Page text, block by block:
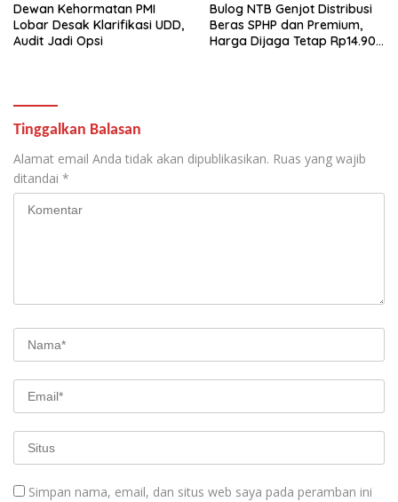
Dewan Kehormatan PMI
Lobar Desak Klarifikasi UDD,
Audit Jadi Opsi
Bulog NTB Genjot Distribusi
Beras SPHP dan Premium,
Harga Dijaga Tetap Rp14.900
Tinggalkan Balasan
Alamat email Anda tidak akan dipublikasikan. Ruas yang wajib
ditandai *
Simpan nama, email, dan situs web saya pada peramban ini